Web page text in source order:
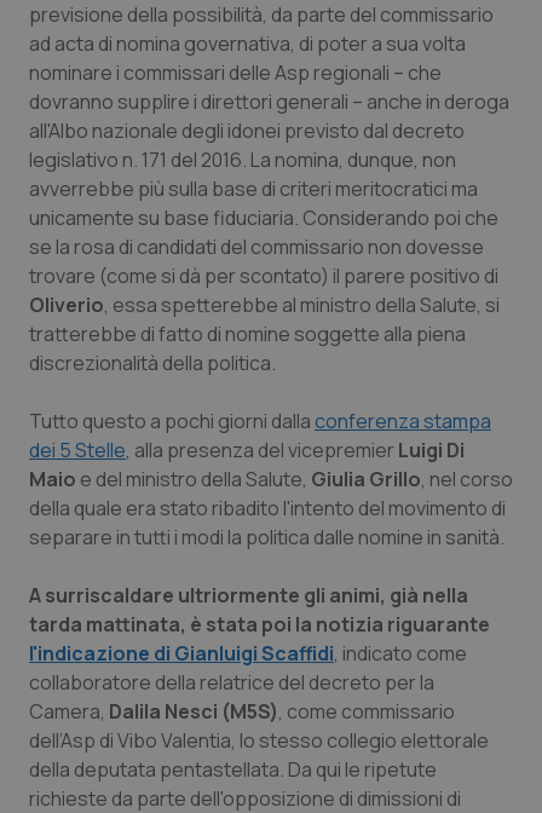
Liguria
Lombardia
Marche
Molise
Piemonte
Provincia Autonoma di Bolzano
Provincia Autonoma di Trento
Puglia
Sardegna
Sicilia
Toscana
Umbria
Valle D’Aosta
Disturbi dell’umore
Dolore
Donna & Salute
Epatiti
HIV
Infezioni & Febbre
Ipertensione & Scompenso
Malattie rare
Malattia di Crohn & Rettocolite Ulcerosa
Neuroscienze & patologie neurodegenerative
Obesità
Oftalmologia
Oncodermatologia
previsione della possibilità, da parte del commissario
ad acta di nomina governativa, di poter a sua volta
nominare i commissari delle Asp regionali – che
dovranno supplire i direttori generali – anche in deroga
all'Albo nazionale degli idonei previsto dal decreto
legislativo n. 171 del 2016. La nomina, dunque, non
avverrebbe più sulla base di criteri meritocratici ma
unicamente su base fiduciaria. Considerando poi che
se la rosa di candidati del commissario non dovesse
trovare (come si dà per scontato) il parere positivo di
Oliverio, essa spetterebbe al ministro della Salute, si
tratterebbe di fatto di nomine soggette alla piena
discrezionalità della politica.
Tutto questo a pochi giorni dalla conferenza stampa
dei 5 Stelle, alla presenza del vicepremier Luigi Di
Maio e del ministro della Salute, Giulia Grillo, nel corso
della quale era stato ribadito l'intento del movimento di
separare in tutti i modi la politica dalle nomine in sanità.
A surriscaldare ultriormente gli animi, già nella
tarda mattinata, è stata poi la notizia riguarante
l'indicazione di Gianluigi Scaffidi, indicato come
collaboratore della relatrice del decreto per la
Camera, Dalila Nesci (M5S), come commissario
dell’Asp di Vibo Valentia, lo stesso collegio elettorale
della deputata pentastellata. Da qui le ripetute
richieste da parte dell'opposizione di dimissioni di